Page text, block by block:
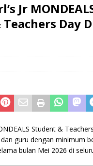
Jr
Day
Student &
guru dengan minimum
bulan Mei 2026 di